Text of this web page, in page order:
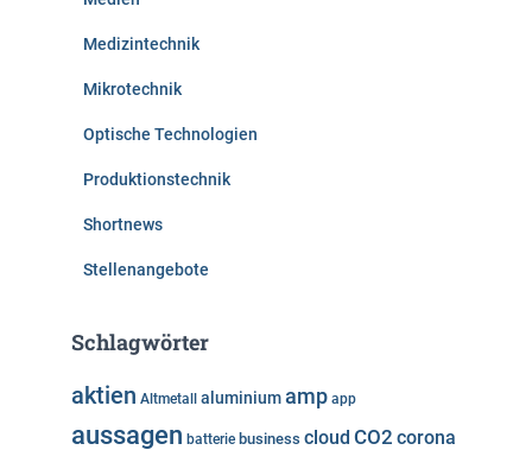
Medizintechnik
Mikrotechnik
Optische Technologien
Produktionstechnik
Shortnews
Stellenangebote
Schlagwörter
aktien Altmetall aluminiumamp app
aussagen batterie business cloud CO2 corona